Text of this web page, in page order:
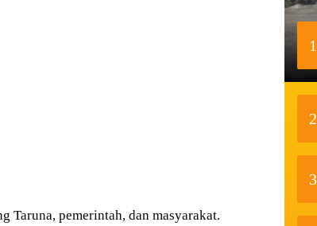
Taruna, pemerintah, dan masyarakat.
1
2
3